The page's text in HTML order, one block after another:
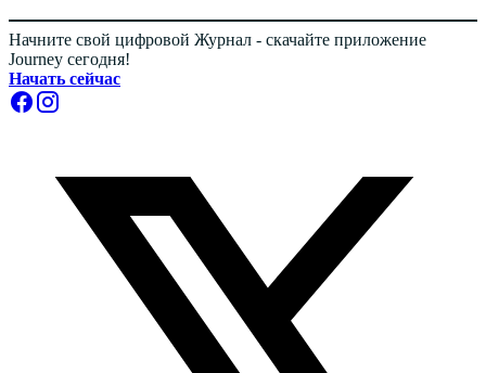
Начните свой цифровой Журнал - скачайте приложение
Journey сегодня!
Начать сейчас